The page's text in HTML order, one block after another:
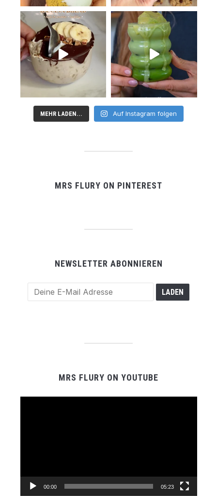
MEHR LADEN... Auf Instagram folgen
MRS FLURY ON PINTEREST
NEWSLETTER ABONNIEREN
MRS FLURY ON YOUTUBE
00:00 05:23